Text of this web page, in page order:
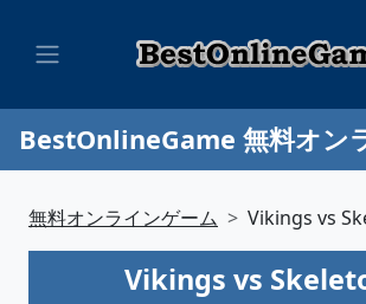
BestOnlineGame 無料オン
無料オンラインゲーム Vikings vs
Vikings vs